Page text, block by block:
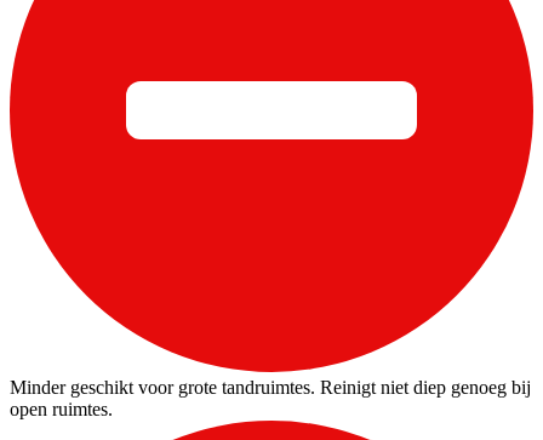
Minder geschikt voor grote tandruimtes. Reinigt niet diep genoeg bij
open ruimtes.